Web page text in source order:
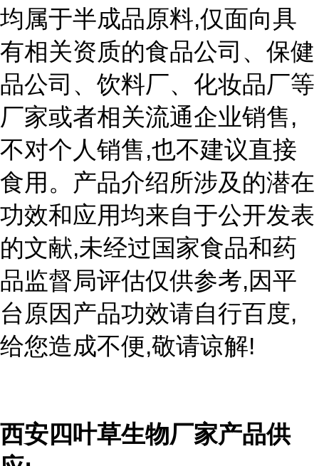
均属于半成品原料,仅面向具
有相关资质的食品公司、保健
品公司、饮料厂、化妆品厂等
厂家或者相关流通企业销售,
不对个人销售,也不建议直接
食用。产品介绍所涉及的潜在
功效和应用均来自于公开发表
的文献,未经过国家食品和药
品监督局评估仅供参考,因平
台原因产品功效请自行百度,
给您造成不便,敬请谅解!
西安四叶草生物厂家产品供